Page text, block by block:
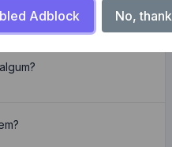
Adblock No,